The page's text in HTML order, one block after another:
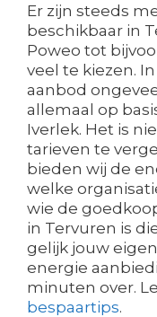
Er zijn steeds
beschikbaar in
Poweo tot
veel te kiezen.
aanbod
allemaal op
Iverlek. Het is
tarieven te
bieden wij de
welke
wie de
in Tervuren is
gelijk jouw
energie
minuten over.
bespaartips.